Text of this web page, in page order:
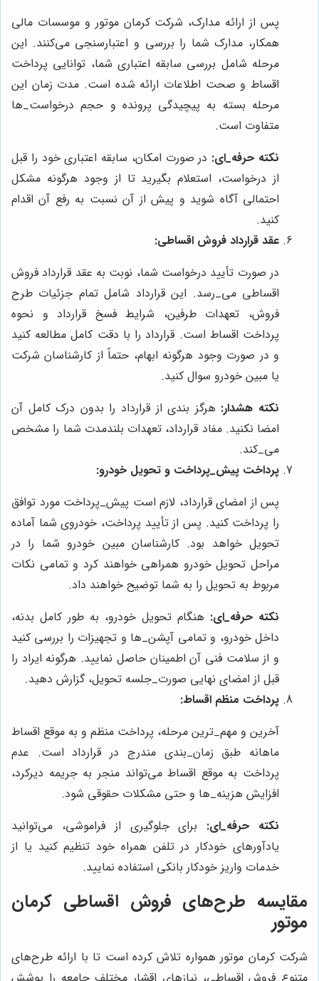
پس از ارائه مدارک، شرکت کرمان موتور و موسسات مالی
همکار، مدارک شما را بررسی و اعتبارسنجی می‌کنند. این
مرحله شامل بررسی سابقه اعتباری شما، توانایی پرداخت
اقساط و صحت اطلاعات ارائه شده است. مدت زمان این
مرحله بسته به پیچیدگی پرونده و حجم درخواست‌_ها
متفاوت است.
نکته حرفه_ای: در صورت امکان، سابقه اعتباری خود را قبل
از درخواست، استعلام بگیرید تا از وجود هرگونه مشکل
احتمالی آگاه شوید و پیش از آن نسبت به رفع آن اقدام
کنید.
عقد قرارداد فروش اقساطی:
در صورت تأیید درخواست شما، نوبت به عقد قرارداد فروش
اقساطی می‌_رسد. این قرارداد شامل تمام جزئیات طرح
فروش، تعهدات طرفین، شرایط فسخ قرارداد و نحوه
پرداخت اقساط است. قرارداد را با دقت کامل مطالعه کنید
و در صورت وجود هرگونه ابهام، حتماً از کارشناسان شرکت
یا مبین خودرو سوال کنید.
نکته هشدار: هرگز بندی از قرارداد را بدون درک کامل آن
امضا نکنید. مفاد قرارداد، تعهدات بلندمدت شما را مشخص
می‌_کند.
پرداخت پیش‌_پرداخت و تحویل خودرو:
پس از امضای قرارداد، لازم است پیش‌_پرداخت مورد توافق
را پرداخت کنید. پس از تأیید پرداخت، خودروی شما آماده
تحویل خواهد بود. کارشناسان مبین خودرو شما را در
مراحل تحویل خودرو همراهی خواهند کرد و تمامی نکات
مربوط به تحویل را به شما توضیح خواهند داد.
نکته حرفه_ای: هنگام تحویل خودرو، به طور کامل بدنه،
داخل خودرو، و تمامی آپشن‌_ها و تجهیزات را بررسی کنید
و از سلامت فنی آن اطمینان حاصل نمایید. هرگونه ایراد را
قبل از امضای نهایی صورت‌_جلسه تحویل، گزارش دهید.
پرداخت منظم اقساط:
آخرین و مهم‌_ترین مرحله، پرداخت منظم و به موقع اقساط
ماهانه طبق زمان‌_بندی مندرج در قرارداد است. عدم
پرداخت به موقع اقساط می‌تواند منجر به جریمه دیرکرد،
افزایش هزینه‌_ها و حتی مشکلات حقوقی شود.
نکته حرفه_ای: برای جلوگیری از فراموشی، می‌توانید
یادآورهای خودکار در تلفن همراه خود تنظیم کنید یا از
خدمات واریز خودکار بانکی استفاده نمایید.
مقایسه طرح‌های فروش اقساطی کرمان
موتور
شرکت کرمان موتور همواره تلاش کرده است تا با ارائه طرح‌های